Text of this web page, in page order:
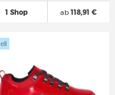
1 Shop ab118,91 €